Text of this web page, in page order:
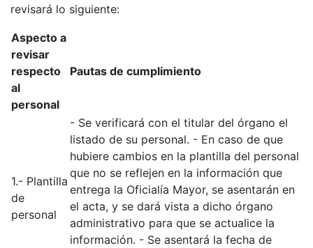
revisará lo siguiente:
Aspecto a
revisar
respecto
al
personal
Pautas de cumplimiento
1.- Plantilla
de
personal
- Se verificará con el titular del órgano el
listado de su personal. - En caso de que
hubiere cambios en la plantilla del personal
que no se reflejen en la información que
entrega la Oficialía Mayor, se asentarán en
el acta, y se dará vista a dicho órgano
administrativo para que se actualice la
información. - Se asentará la fecha de